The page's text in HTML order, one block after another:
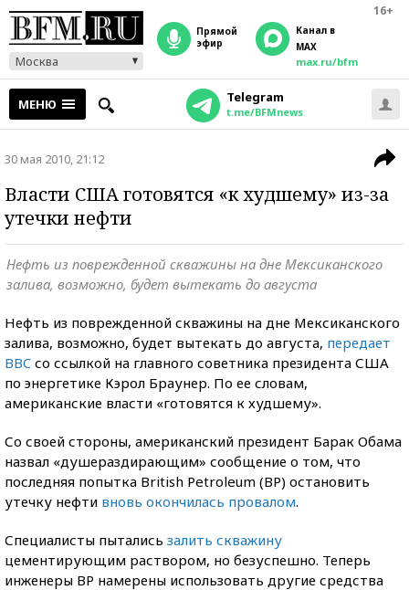
16+
Москва
прямой
эфир
Канал в
MAX
max.ru/bfm
МЕНЮ Telegram
t.me/BFMnews
30 мая 2010, 21:12
Власти США готовятся «к худшему» из-за
утечки нефти
Нефть из поврежденной скважины на дне Мексиканского
залива, возможно, будет вытекать до августа
Нефть из поврежденной скважины на дне Мексиканского
залива, возможно, будет вытекать до августа, передает
BBC со ссылкой на главного советника президента США
по энергетике Кэрол Браунер. По ее словам,
американские власти «готовятся к худшему».
Со своей стороны, американский президент Барак Обама
назвал «душераздирающим» сообщение о том, что
последняя попытка British Petroleum (BP) остановить
утечку нефти вновь окончилась провалом.
Специалисты пытались залить скважину
цементирующим раствором, но безуспешно. Теперь
инженеры BP намерены использовать другие средства